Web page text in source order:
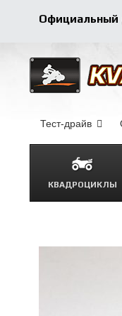
Официальный
Тест-драйв
КВАДРОЦИКЛЫ